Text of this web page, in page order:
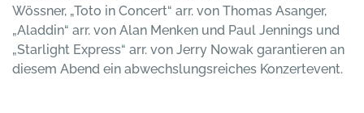
Wössner, „Toto in Concert“ arr. von Thomas Asanger,
„Aladdin“ arr. von Alan Menken und Paul Jennings und
„Starlight Express“ arr. von Jerry Nowak garantieren an
diesem Abend ein abwechslungsreiches Konzertevent.